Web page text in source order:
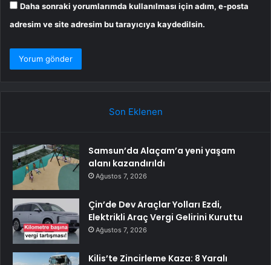
Daha sonraki yorumlarımda kullanılması için adım, e-posta
adresim ve site adresim bu tarayıcıya kaydedilsin.
Son Eklenen
Samsun’da Alaçam’a yeni yaşam
alanı kazandırıldı
Ağustos 7, 2026
Çin’de Dev Araçlar Yolları Ezdi,
Elektrikli Araç Vergi Gelirini Kuruttu
Ağustos 7, 2026
Kilis’te Zincirleme Kaza: 8 Yaralı